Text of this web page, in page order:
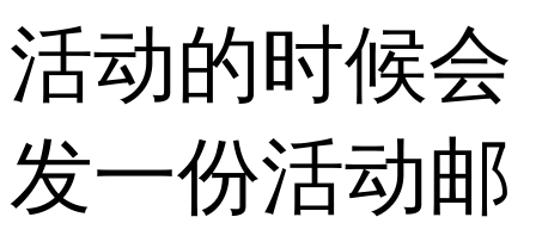
活动的时候会
发一份活动邮